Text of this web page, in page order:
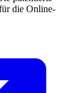
die Online-